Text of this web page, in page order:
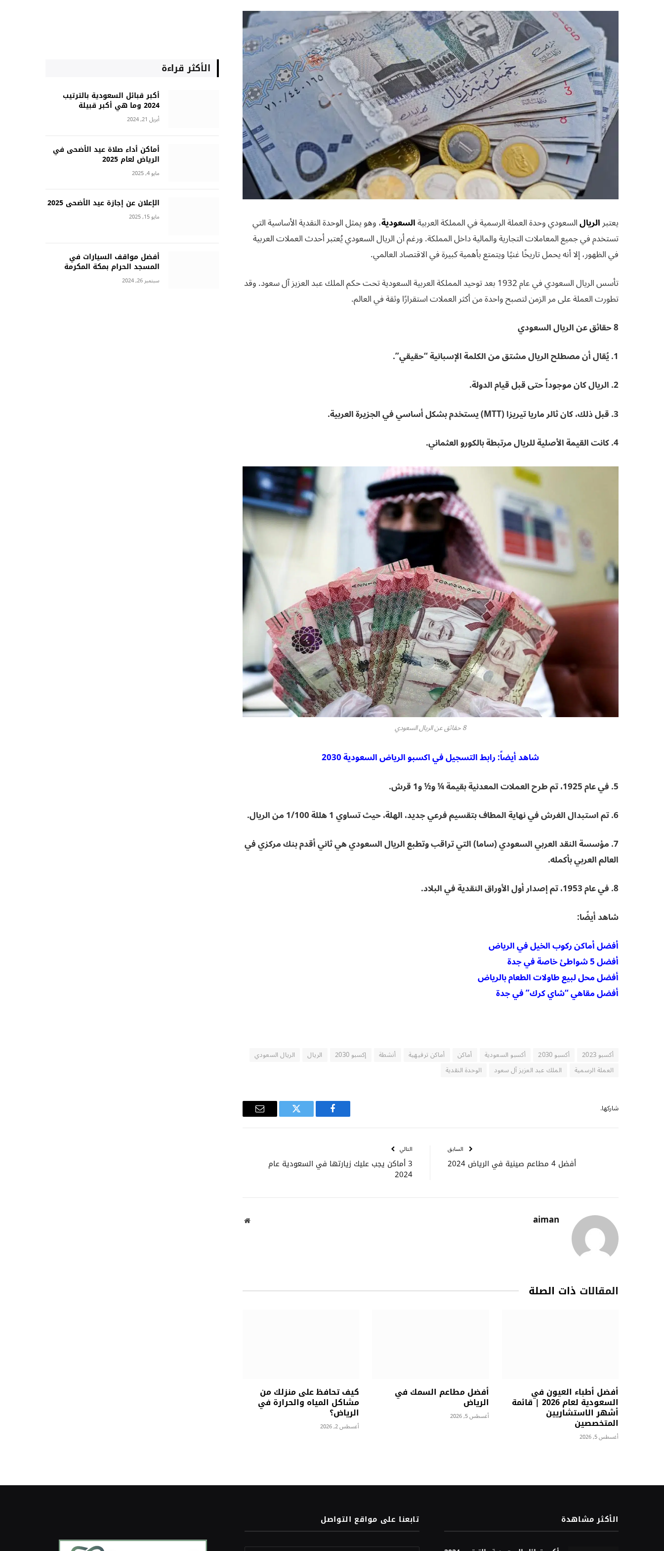
يعتبرالريالالسعودي وحدة العملة الرسمية في المملكة العربيةالسعودية، وهو يمثل الوحدة النقدية الأساسية التي
تستخدم في جميع المعاملات التجارية والمالية داخل المملكة. ورغم أن الريال السعودي يُعتبر أحدث العملات العربية
في الظهور، إلا أنه يحمل تاريخًا غنيًا ويتمتع بأهمية كبيرة في الاقتصاد العالمي.
تأسس الريال السعودي في عام 1932 بعد توحيد المملكة العربية السعودية تحت حكم الملك عبد العزيز آل سعود. وقد
تطورت العملة على مر الزمن لتصبح واحدة من أكثر العملات استقرارًا وثقة في العالم.
8 حقائق عن الريال السعودي
1. يُقال أن مصطلح الريال مشتق من الكلمة الإسبانية “حقيقي”.
2. الريال كان موجوداً حتى قبل قيام الدولة.
3. قبل ذلك، كان ثالر ماريا تيريزا (MTT) يستخدم بشكل أساسي في الجزيرة العربية.
4. كانت القيمة الأصلية للريال مرتبطة بالكورو العثماني.
8 حقائق عن الريال السعودي
شاهد أيضاً: رابط التسجيل في اكسبو الرياض السعودية 2030
5. في عام 1925، تم طرح العملات المعدنية بقيمة ¼ و½ و1 قرش.
6. تم استبدال الغرش في نهاية المطاف بتقسيم فرعي جديد، الهلة، حيث تساوي 1 هللة 1/100 من الريال.
7. مؤسسة النقد العربي السعودي (ساما) التي تراقب وتطبع الريال السعودي هي ثاني أقدم بنك مركزي في
العالم العربي بأكمله.
8. في عام 1953، تم إصدار أول الأوراق النقدية في البلاد.
شاهد أيضًا:
أفضل أماكن ركوب الخيل في الرياض
أفضل 5 شواطئ خاصة في جدة
أفضل محل لبيع طاولات الطعام بالرياض
أفضل مقاهي “شاي كرك” في جدة
أكسبو 2023 أكسبو 2030 أكسبو السعودية أماكن أماكن ترفيهية أنشطة إكسبو 2030 الريال
الريال السعودي
العملة الرسمية
الملك عبد العزيز آل سعود الوحدة النقدية
شاركها.
فيسبوك تويتر
البريد
السابق
أفضل 4 مطاعم صينية في الرياض 2024
التالي
3 أماكن يجب عليك زيارتها في السعودية عام
2024
aiman
موقع
المقالات ذات الصلة
أفضل أطباء العيون في
السعودية لعام 2026 | قائمة
أشهر الاستشاريين
المتخصصين
أغسطس 5, 2026
أفضل مطاعم السمك في
الرياض
أغسطس 5, 2026
كيف تحافظ على منزلك من
مشاكل المياه والحرارة في
الرياض؟
أغسطس 2, 2026
الأكثر قراءة
أكبر قبائل السعودية بالترتيب
2024 وما هي أكبر قبيلة
أبريل 21, 2024
أماكن أداء صلاة عيد الأضحى في
الرياض لعام 2025
مايو 4, 2025
الإعلان عن إجازة عيد الأضحى 2025
مايو 15, 2025
أفضل مواقف السيارات في
المسجد الحرام بمكة المكرمة
سبتمبر 26, 2024
الأكثر مشاهدة تابعنا على مواقع التواصل